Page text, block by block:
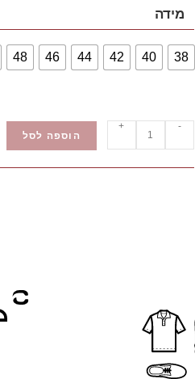
מידה
38
40
42
44
46
48
-
+
הוספה לסל